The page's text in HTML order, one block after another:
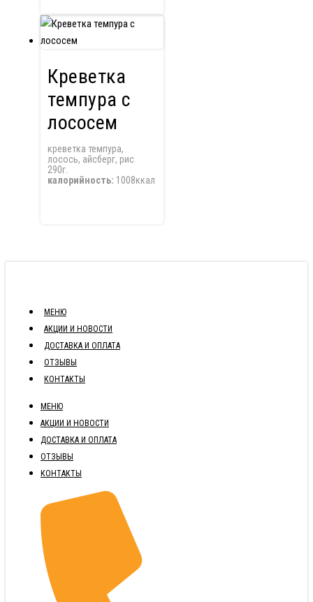
Креветка
темпура с
лососем
креветка темпура,
лосось, айсберг, рис
290г.
калорийность: 1008ккал
МЕНЮ
АКЦИИ И НОВОСТИ
ДОСТАВКА И ОПЛАТА
ОТЗЫВЫ
КОНТАКТЫ
МЕНЮ
АКЦИИ И НОВОСТИ
ДОСТАВКА И ОПЛАТА
ОТЗЫВЫ
КОНТАКТЫ